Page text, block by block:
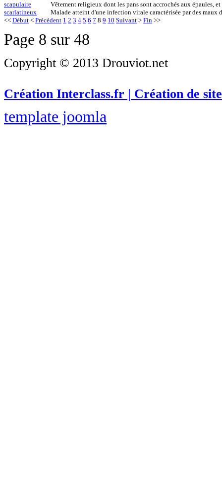
scapulaire
Vêtement religieux dont les pans sont accrochés aux épaules,
scarlatineux
Malade atteint d'une infection virale caractérisée par des maux
<< Début < Précédent 1 2 3 4 5 6 7 8 9 10 Suivant > Fin >>
Page 8 sur 48
Copyright © 2013 Drouviot.net
Création Interclass.fr | Création de
template joomla